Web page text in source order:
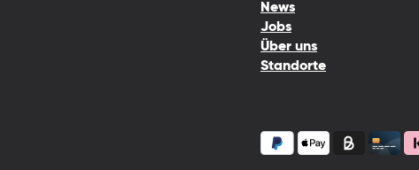
News
Jobs
Über uns
Standorte